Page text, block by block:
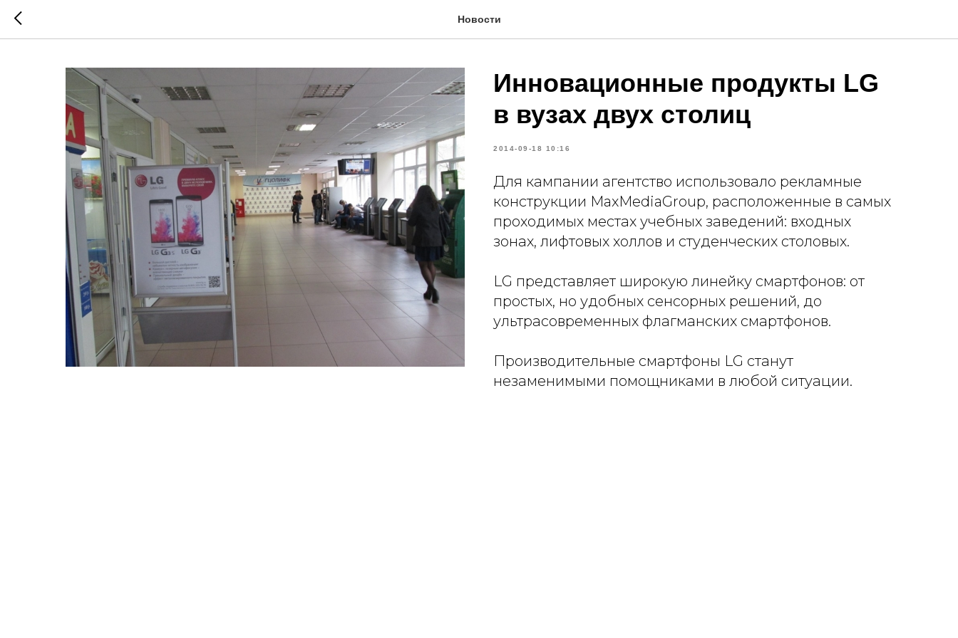
Новости
Инновационные продукты LG
в вузах двух столиц
2014-09-18 10:16
Для кампании агентство использовало рекламные
конструкции MaxMediaGroup, расположенные в самых
проходимых местах учебных заведений: входных
зонах, лифтовых холлов и студенческих столовых.
LG представляет широкую линейку смартфонов: от
простых, но удобных сенсорных решений, до
ультрасовременных флагманских смартфонов.
Производительные смартфоны LG станут
незаменимыми помощниками в любой ситуации.